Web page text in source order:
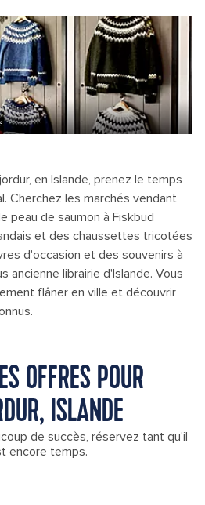
en Islande, prenez le temps
Cherchez les marchés vendant
peau de saumon à Fiskbud
et des chaussettes tricotées
d'occasion et des souvenirs à
ancienne librairie d'Islande. Vous
flâner en ville et découvrir
OFFRES POUR
ISLANDE
de succès, réservez tant qu'il
encore temps.